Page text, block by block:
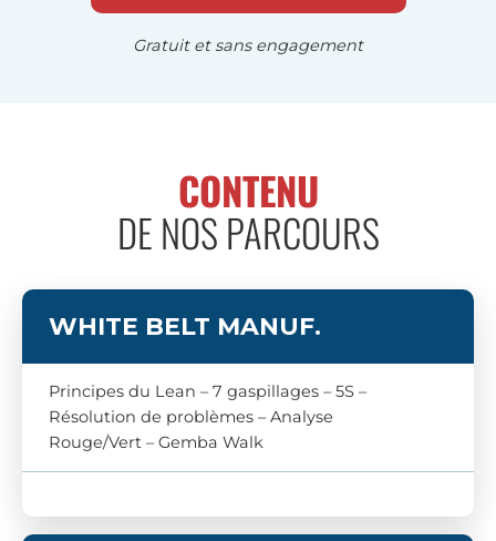
Gratuit et sans engagement
CONTENU
DE NOS PARCOURS
WHITE BELT MANUF.
Principes du Lean – 7 gaspillages – 5S –
Résolution de problèmes – Analyse
Rouge/Vert – Gemba Walk